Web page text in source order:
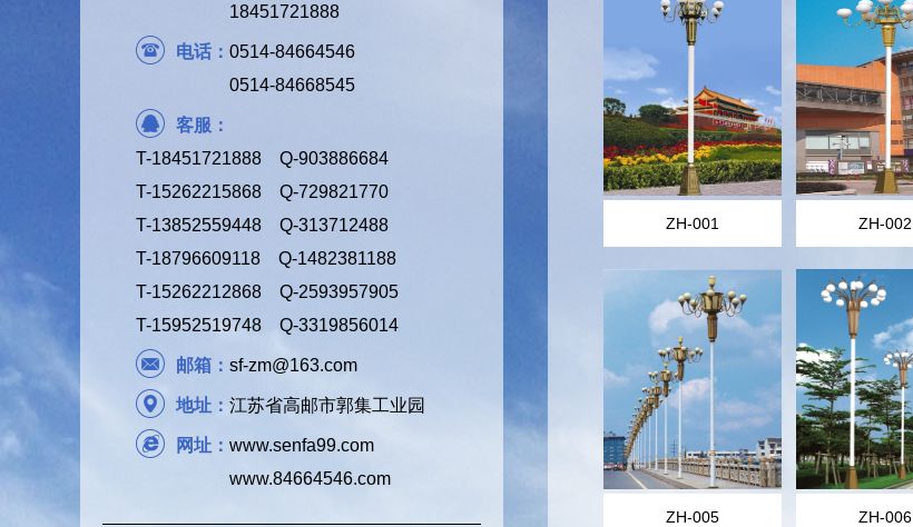
18451721888
电话： 0514-84664546
0514-84668545
客服：
T-18451721888 Q-903886684
T-15262215868 Q-729821770
T-13852559448 Q-313712488
T-18796609118 Q-1482381188
T-15262212868 Q-2593957905
T-15952519748 Q-3319856014
邮箱： sf-zm@163.com
地址： 江苏省高邮市郭集工业园
网址： www.senfa99.com
www.84664546.com
ZH-001 ZH-002
ZH-005 ZH-006